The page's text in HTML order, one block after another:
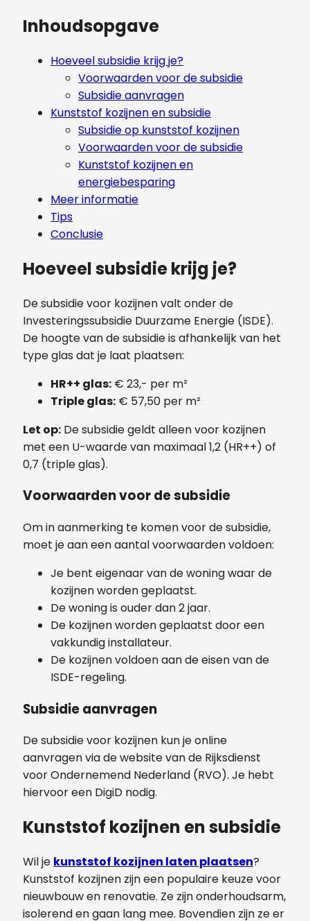
Inhoudsopgave
Hoeveel subsidie krijg je?
Voorwaarden voor de subsidie
Subsidie aanvragen
Kunststof kozijnen en subsidie
Subsidie op kunststof kozijnen
Voorwaarden voor de subsidie
Kunststof kozijnen en
energiebesparing
Meer informatie
Tips
Conclusie
Hoeveel subsidie krijg je?
De subsidie voor kozijnen valt onder de
Investeringssubsidie Duurzame Energie (ISDE).
De hoogte van de subsidie is afhankelijk van het
type glas dat je laat plaatsen:
HR++ glas: € 23,- per m²
Triple glas: € 57,50 per m²
Let op: De subsidie geldt alleen voor kozijnen
met een U-waarde van maximaal 1,2 (HR++) of
0,7 (triple glas).
Voorwaarden voor de subsidie
Om in aanmerking te komen voor de subsidie,
moet je aan een aantal voorwaarden voldoen:
Je bent eigenaar van de woning waar de
kozijnen worden geplaatst.
De woning is ouder dan 2 jaar.
De kozijnen worden geplaatst door een
vakkundig installateur.
De kozijnen voldoen aan de eisen van de
ISDE-regeling.
Subsidie aanvragen
De subsidie voor kozijnen kun je online
aanvragen via de website van de Rijksdienst
voor Ondernemend Nederland (RVO). Je hebt
hiervoor een DigiD nodig.
Kunststof kozijnen en subsidie
Wil je kunststof kozijnen laten plaatsen?
Kunststof kozijnen zijn een populaire keuze voor
nieuwbouw en renovatie. Ze zijn onderhoudsarm,
isolerend en gaan lang mee. Bovendien zijn ze er